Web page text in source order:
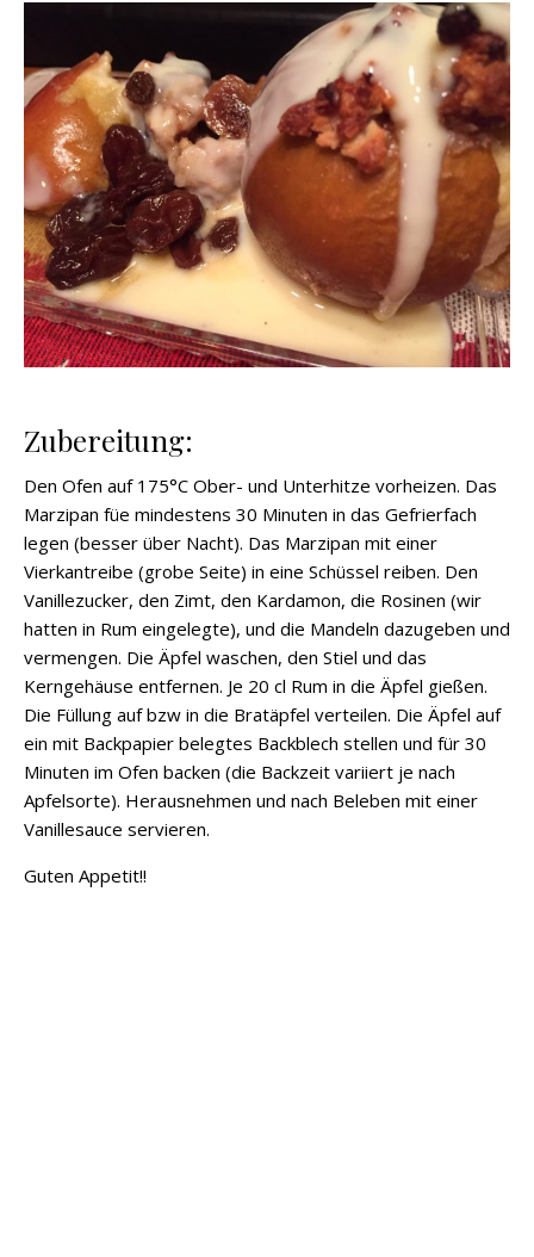
Zubereitung:
Den Ofen auf 175°C Ober- und Unterhitze vorheizen. Das
Marzipan füe mindestens 30 Minuten in das Gefrierfach
legen (besser über Nacht). Das Marzipan mit einer
Vierkantreibe (grobe Seite) in eine Schüssel reiben. Den
Vanillezucker, den Zimt, den Kardamon, die Rosinen (wir
hatten in Rum eingelegte), und die Mandeln dazugeben und
vermengen. Die Äpfel waschen, den Stiel und das
Kerngehäuse entfernen. Je 20 cl Rum in die Äpfel gießen.
Die Füllung auf bzw in die Bratäpfel verteilen. Die Äpfel auf
ein mit Backpapier belegtes Backblech stellen und für 30
Minuten im Ofen backen (die Backzeit variiert je nach
Apfelsorte). Herausnehmen und nach Beleben mit einer
Vanillesauce servieren.
Guten Appetit!!